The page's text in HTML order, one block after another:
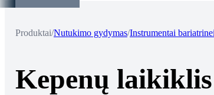
Produktai/Nutukimo gydymas/Instrumentai
Kepenų laikiklis